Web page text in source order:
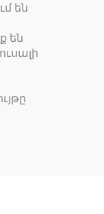
են
են